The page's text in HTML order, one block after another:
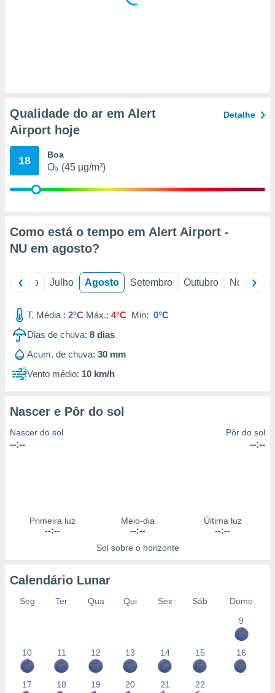
medir
da
medir o
dos
de
fontes,
dados
através
estudos
de
Qualidade do ar em Alert
Airport hoje
Detalhe
18 Boa
O₃ (45 µg/m³)
Como está o tempo em Alert Airport -
NU em agosto?
Junho Julho Agosto Setembro Outubro Novembro
T. Média : 2°C Máx.: 4°C Min: 0°C
Dias de chuva: 8 dias
Acum. de chuva: 30 mm
Vento médio: 10 km/h
Nascer e Pôr do sol
Nascer do sol
--:--
Pôr do sol
--:--
Primeira luz
--:--
Meio-dia
--:--
Última luz
--:--
Sol sobre o horizonte
Calendário Lunar
Seg Ter Qua Qui Sex Sáb
Domo
9
10 11 12 13 14 15 16
17 18 19 20 21 22